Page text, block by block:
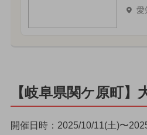
愛
【岐阜県関ケ原町】
開催日時：2025/10/11(土)〜